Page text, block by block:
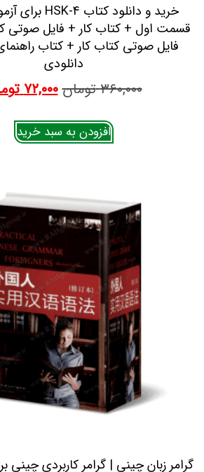
قسمت اول + کتاب کار + فایل صوتی
فایل صوتی کتاب کار + کتاب
دانلودی
۳۶۰,۰۰۰تومان۷۲,۰۰۰
افزودن به سبد خرید
گرامر زبان چینی | گرامر کاربردی چینی